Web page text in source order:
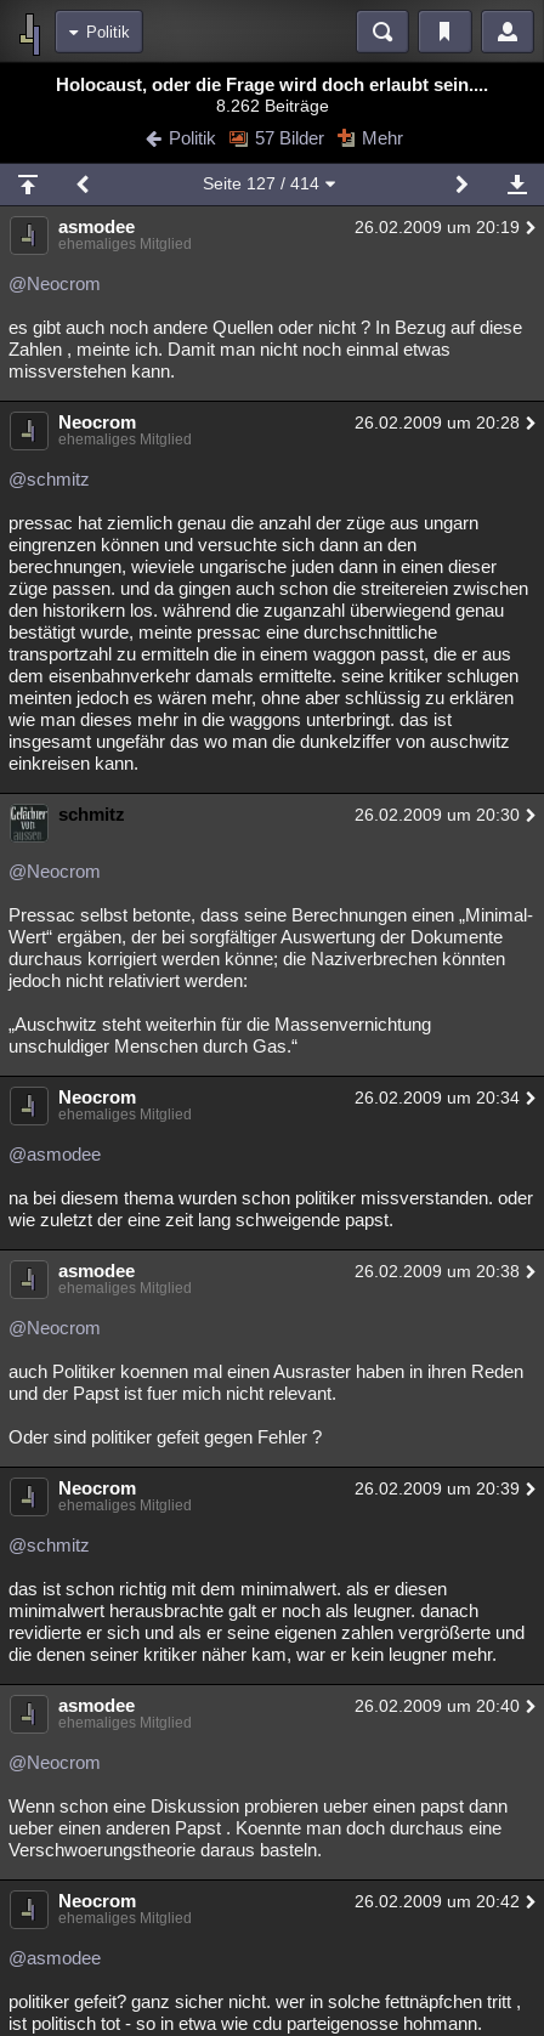
Politik
Bereiche
Blogs Videos
Chat Wiki Neuigkeiten
meine Rubriken
Menschen Wissenschaft Mystery Kriminalfälle
Spiritualität
Natur Umfragen Unterhaltung
weitere Rubriken
Philosophie Träume Orte Esoterik Literatur
Astronomie Helpdesk
Übersichten
Besucht Teilgenommen Alle Neue Geschlossen
Lesenswert Schlüsselwörter
Holocaust, oder die Frage wird doch erlaubt sein....
8.262 Beiträge
Politik 57 Bilder Mehr
Seite 127 / 414
asmodee 26.02.2009 um 20:19
ehemaliges Mitglied
@Neocrom
es gibt auch noch andere Quellen oder nicht ? In Bezug auf diese
Zahlen , meinte ich. Damit man nicht noch einmal etwas
missverstehen kann.
Neocrom 26.02.2009 um 20:28
ehemaliges Mitglied
@schmitz
pressac hat ziemlich genau die anzahl der züge aus ungarn
eingrenzen können und versuchte sich dann an den
berechnungen, wieviele ungarische juden dann in einen dieser
züge passen. und da gingen auch schon die streitereien zwischen
den historikern los. während die zuganzahl überwiegend genau
bestätigt wurde, meinte pressac eine durchschnittliche
transportzahl zu ermitteln die in einem waggon passt, die er aus
dem eisenbahnverkehr damals ermittelte. seine kritiker schlugen
meinten jedoch es wären mehr, ohne aber schlüssig zu erklären
wie man dieses mehr in die waggons unterbringt. das ist
insgesamt ungefähr das wo man die dunkelziffer von auschwitz
einkreisen kann.
schmitz 26.02.2009 um 20:30
@Neocrom
Pressac selbst betonte, dass seine Berechnungen einen „Minimal-
Wert“ ergäben, der bei sorgfältiger Auswertung der Dokumente
durchaus korrigiert werden könne; die Naziverbrechen könnten
jedoch nicht relativiert werden:
„Auschwitz steht weiterhin für die Massenvernichtung
unschuldiger Menschen durch Gas.“
Neocrom 26.02.2009 um 20:34
ehemaliges Mitglied
@asmodee
na bei diesem thema wurden schon politiker missverstanden. oder
wie zuletzt der eine zeit lang schweigende papst.
asmodee 26.02.2009 um 20:38
ehemaliges Mitglied
@Neocrom
auch Politiker koennen mal einen Ausraster haben in ihren Reden
und der Papst ist fuer mich nicht relevant.
Oder sind politiker gefeit gegen Fehler ?
Neocrom 26.02.2009 um 20:39
ehemaliges Mitglied
@schmitz
das ist schon richtig mit dem minimalwert. als er diesen
minimalwert herausbrachte galt er noch als leugner. danach
revidierte er sich und als er seine eigenen zahlen vergrößerte und
die denen seiner kritiker näher kam, war er kein leugner mehr.
asmodee 26.02.2009 um 20:40
ehemaliges Mitglied
@Neocrom
Wenn schon eine Diskussion probieren ueber einen papst dann
ueber einen anderen Papst . Koennte man doch durchaus eine
Verschwoerungstheorie daraus basteln.
Neocrom 26.02.2009 um 20:42
ehemaliges Mitglied
@asmodee
politiker gefeit? ganz sicher nicht. wer in solche fettnäpfchen tritt ,
ist politisch tot - so in etwa wie cdu parteigenosse hohmann.